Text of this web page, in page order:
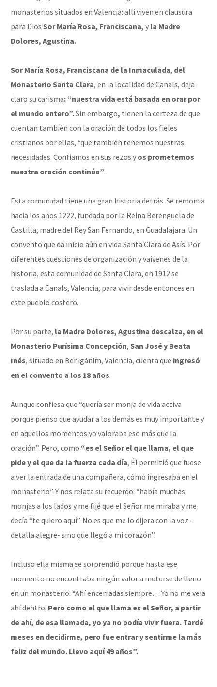
monasterios situados en Valencia: allí viven en clausura
para DiosSor María Rosa, Franciscana, y la Madre
Dolores, Agustina.
Sor María Rosa, Franciscana de la Inmaculada, del
Monasterio Santa Clara, en la localidad de Canals, deja
claro su carisma: “nuestra vida está basada en orar por
el mundo entero”.Sin embargo, tienen la certeza de que
cuentan también con la oración de todos los fieles
cristianos por ellas, “que también tenemos nuestras
necesidades. Confiamos en sus rezos y os prometemos
nuestra oración continúa”.
Esta comunidad tiene una gran historia detrás. Se remonta
hacia los años 1222, fundada por la Reina Berenguela de
Castilla, madre del Rey San Fernando, en Guadalajara. Un
convento que da inicio aún en vida Santa Clara de Asís. Por
diferentes cuestiones de organización y vaivenes de la
historia, esta comunidad de Santa Clara, en 1912 se
traslada a Canals, Valencia, para vivir desde entonces en
este pueblo costero.
Por su parte, la Madre Dolores, Agustina descalza, en el
Monasterio Purísima Concepción,San José y Beata
Inés, situado en Benigánim, Valencia, cuenta que ingresó
en el convento a los 18 años.
Aunque confiesa que “quería ser monja de vida activa
porque pienso que ayudar a los demás es muy importante y
en aquellos momentos yo valoraba eso más que la
oración”. Pero, como “es el Señor el que llama, el que
pide y el que da la fuerza cada día, Él permitió que fuese
a ver la entrada de una compañera, cómo ingresaba en el
monasterio”. Y nos relata su recuerdo: “había muchas
monjas a los lados y me fijé que el Señor me miraba y me
decía “te quiero aquí”. No es que me lo dijera con la voz -
detalla alegre- sino que llegó a mi corazón”.
Incluso ella misma se sorprendió porque hasta ese
momento no encontraba ningún valor a meterse de lleno
en un monasterio. “Ahí encerradas siempre… Yo no me veía
ahí dentro. Pero como el que llama es el Señor, a partir
de ahí, de esa llamada, yo ya no podía vivir fuera. Tardé
meses en decidirme, pero fue entrar y sentirme la más
feliz del mundo. Llevo aquí 49 años”.